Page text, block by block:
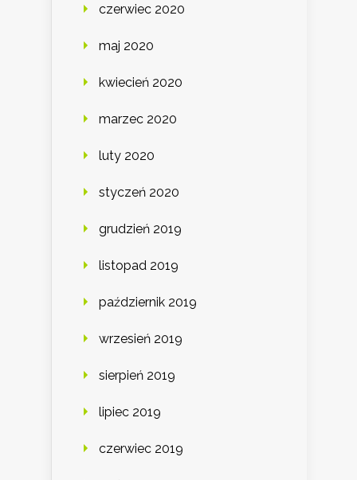
czerwiec 2020
maj 2020
kwiecień 2020
marzec 2020
luty 2020
styczeń 2020
grudzień 2019
listopad 2019
październik 2019
wrzesień 2019
sierpień 2019
lipiec 2019
czerwiec 2019